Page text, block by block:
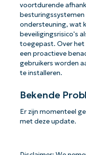
voortdurende
ondersteuning, wat
beveiligingsrisico's
toegepast. Over
een proactieve
gebruikers worden
te installeren.
Bekende
Er zijn momenteel
met deze update.